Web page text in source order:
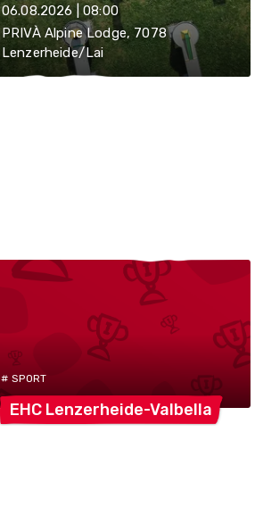
06.08.2026 | 08:00
PRIVÀ Alpine Lodge, 7078
Lenzerheide/Lai
# SPORT
EHC Lenzerheide-Valbella